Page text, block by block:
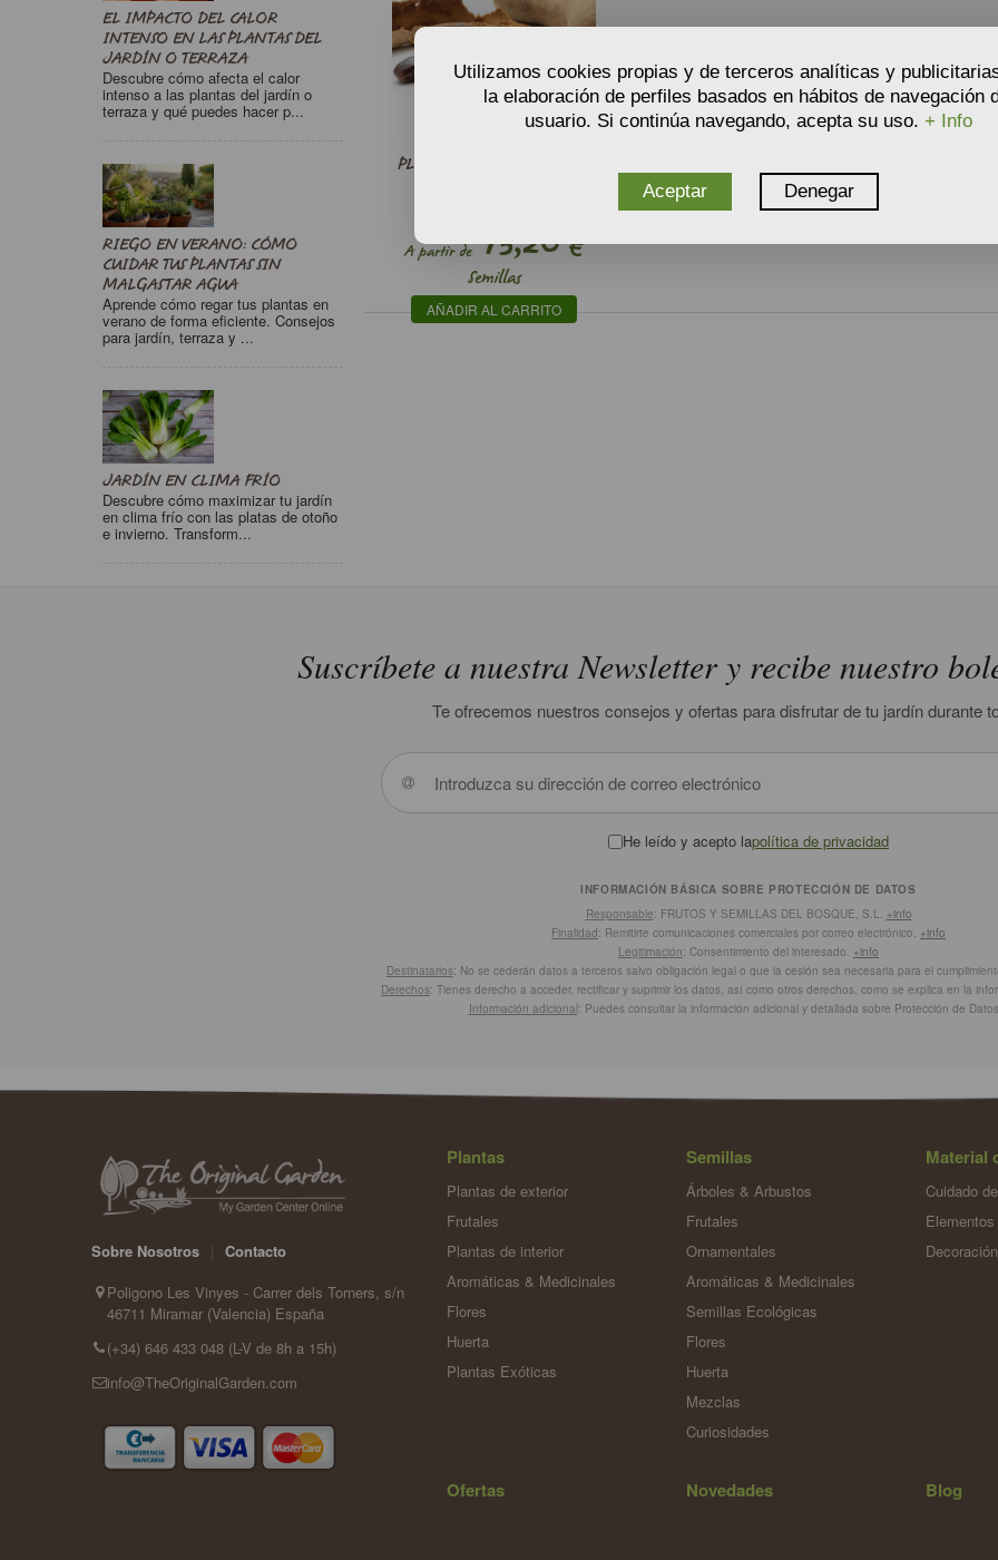
Melífera
Muros, vallas, rejas
Pantalla verde
EL IMPACTO DEL CALOR
INTENSO EN LAS PLANTAS DEL
JARDÍN O TERRAZA
Descubre cómo afecta el calor
intenso a las plantas del jardín o
terraza y qué puedes hacer p...
RIEGO EN VERANO: CÓMO
CUIDAR TUS PLANTAS SIN
MALGASTAR AGUA
Aprende cómo regar tus plantas en
verano de forma eficiente. Consejos
para jardín, terraza y ...
JARDÍN EN CLIMA FRÍO
Descubre cómo maximizar tu jardín
en clima frío con las platas de otoño
e invierno. Transform...
PLANTAS DE TAMARINDO -
A partir de13,20€
Semillas
AÑADIR AL CARRITO
Suscríbete a nuestra Newsletter y recibe nuestro
Te ofrecemos nuestros consejos y ofertas para disfrutar de tu jardín durante
He leído y acepto lapolítica de privacidad
INFORMACIÓN BÁSICA SOBRE PROTECCIÓN DE DATOS
Responsable: FRUTOS Y SEMILLAS DEL BOSQUE, S.L.
+info
Finalidad: Remitirte comunicaciones comerciales por correo electrónico. +info
Legitimación: Consentimiento del interesado. +info
Destinatarios: No se cederán datos a terceros salvo obligación legal o que la cesión sea necesaria para el
Derechos: Tienes derecho a acceder, rectificar y suprimir los datos, así como otros derechos, como se explica en la
Información adicional: Puedes consultar la información adicional y detallada sobre Protección de Datos
Sobre Nosotros
Contacto
Poligono Les Vinyes - Carrer dels Torners, s/n
46711 Miramar (Valencia) España
(+34) 646 433 048 (L-V de 8h a 15h)
info@TheOriginalGarden.com
Plantas
Plantas de exterior
Frutales
Plantas de interior
Aromáticas & Medicinales
Flores
Huerta
Plantas Exóticas
Semillas
Árboles & Arbustos
Frutales
Ornamentales
Aromáticas & Medicinales
Semillas Ecológicas
Flores
Huerta
Mezclas
Curiosidades
Material
Cuidado
Decoración
Ofertas Novedades Blog
Utilizamos cookies propias y de terceros analíticas y
la elaboración de perfiles basados en hábitos de navegación
usuario. Si continúa navegando, acepta su uso. + Info
Aceptar Denegar